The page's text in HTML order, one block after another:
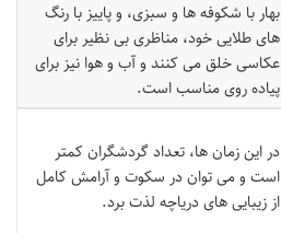
بهار با شکوفه ها و سبزی، و پاییز با رنگ
های طلایی خود، مناظری بی نظیر برای
عکاسی خلق می کنند و آب و هوا نیز برای
پیاده روی مناسب است.
در این زمان ها، تعداد گردشگران کمتر
است و می توان در سکوت و آرامش کامل
از زیبایی های دریاچه لذت برد.